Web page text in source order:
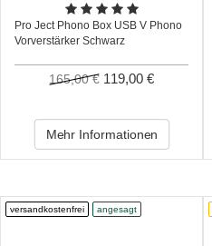
Pro Ject Phono Box USB V Phono
Vorverstärker Schwarz
165,00 € 119,00 €
Mehr Informationen
versandkostenfrei angesagt